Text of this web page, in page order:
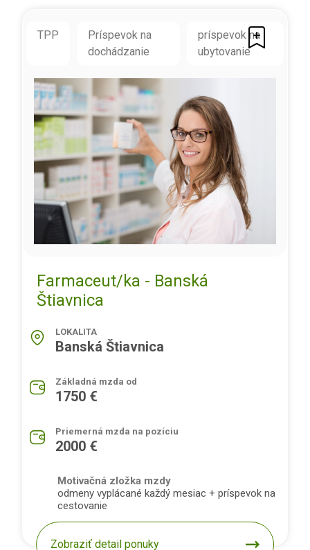
TPP
Príspevok na
dochádzanie
príspevok na
ubytovanie
Farmaceut/ka - Banská
Štiavnica
LOKALITA
Banská Štiavnica
Základná mzda od
1750 €
Priemerná mzda na pozíciu
2000 €
Motivačná zložka mzdy
odmeny vyplácané každý mesiac + príspevok na
cestovanie
Zobraziť detail ponuky